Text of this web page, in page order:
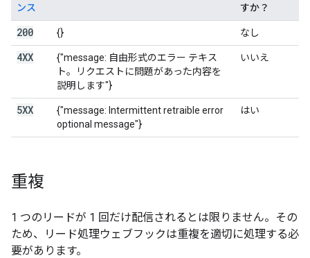
ンス
すか？
200 {} なし
4XX
{"message: 自由形式のエラー テキス
ト。リクエストに問題があった内容を
説明します"}
いいえ
5XX
{"message: Intermittent retraible error
optional message"}
はい
重複
1 つのリードが 1 回だけ配信されるとは限りません。その
ため、リード処理ウェブフックは重複を適切に処理する必
要があります。